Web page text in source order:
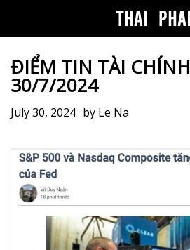
ĐIỂM TIN TÀI
30/7/2024
July 30, 2024 by Le Na